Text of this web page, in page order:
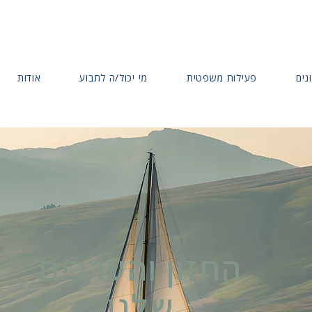
אודות מי יכול/ה לתבוע פעילות משפטית
החזון והערכים